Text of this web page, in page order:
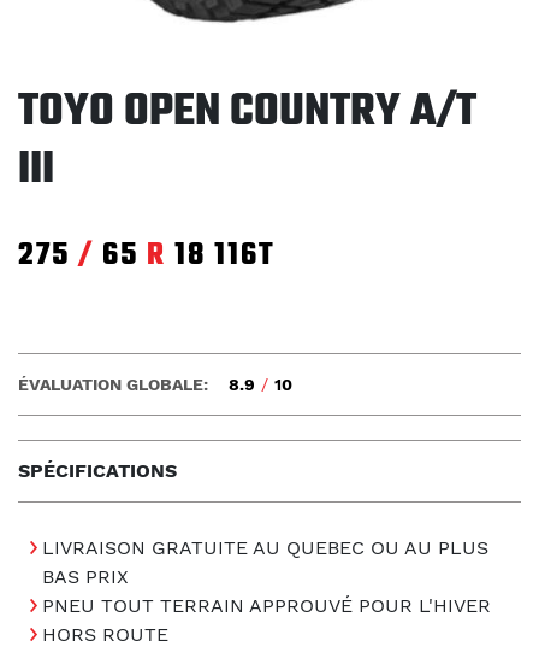
TOYO OPEN COUNTRY A/T
III
275 / 65 R 18 116T
SPÉCIFICATIONS
ÉVALUATION GLOBALE: 8.9 / 10
LIVRAISON GRATUITE AU QUEBEC OU AU PLUS
BAS PRIX
PNEU TOUT TERRAIN APPROUVÉ POUR L'HIVER
HORS ROUTE